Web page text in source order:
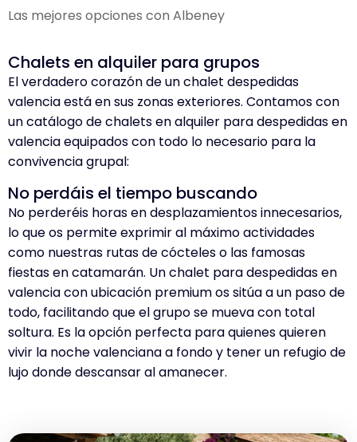
Las mejores opciones con Albeney
Chalets en alquiler para grupos
El verdadero corazón de un chalet despedidas
valencia está en sus zonas exteriores. Contamos con
un catálogo de chalets en alquiler para despedidas en
valencia equipados con todo lo necesario para la
convivencia grupal:
No perdáis el tiempo buscando
No perderéis horas en desplazamientos innecesarios,
lo que os permite exprimir al máximo actividades
como nuestras rutas de cócteles o las famosas
fiestas en catamarán. Un chalet para despedidas en
valencia con ubicación premium os sitúa a un paso de
todo, facilitando que el grupo se mueva con total
soltura. Es la opción perfecta para quienes quieren
vivir la noche valenciana a fondo y tener un refugio de
lujo donde descansar al amanecer.